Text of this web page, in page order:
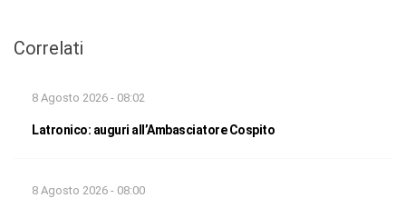
Correlati
8 Agosto 2026 - 08:02
Latronico: auguri all’Ambasciatore Cospito
8 Agosto 2026 - 08:00